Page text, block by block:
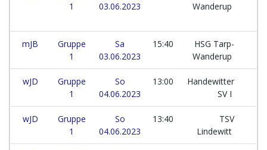
1
03.06.2023
Wanderup
mJB
Gruppe
1
Sa
03.06.2023
15:40
HSG Tarp-
Wanderup
wJD
Gruppe
1
So
04.06.2023
13:00
Handewitter
SV I
wJD
Gruppe
1
So
04.06.2023
13:40
TSV
Lindewitt